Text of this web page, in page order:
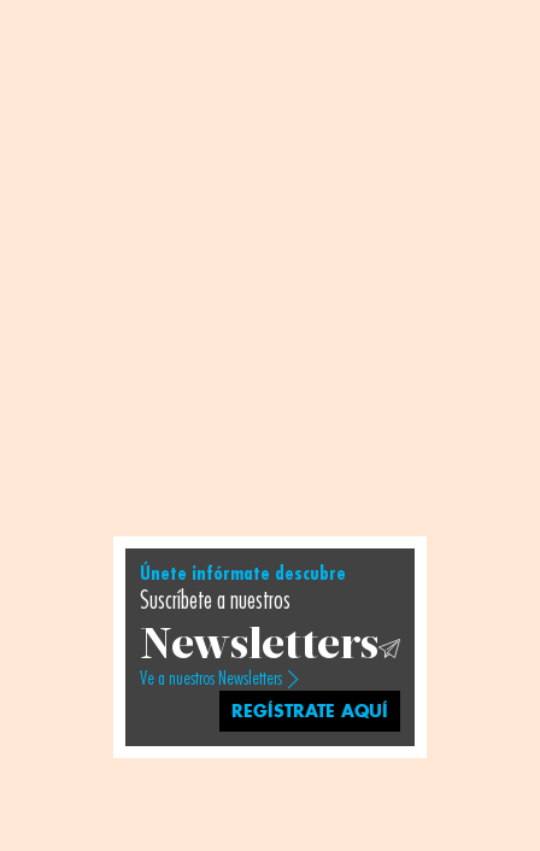
Únete infórmate descubre
Suscríbete a nuestros
Newsletters
Ve a nuestros Newsletters
REGÍSTRATE AQUÍ